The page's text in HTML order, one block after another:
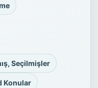
Seçilmişler
Konular